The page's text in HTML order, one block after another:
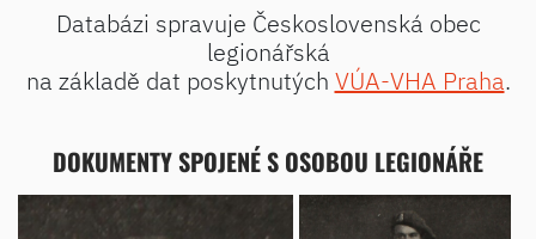
Databázi spravuje Československá obec
legionářská
na základě dat poskytnutých VÚA-VHA Praha.
DOKUMENTY SPOJENÉ S OSOBOU LEGIONÁŘE